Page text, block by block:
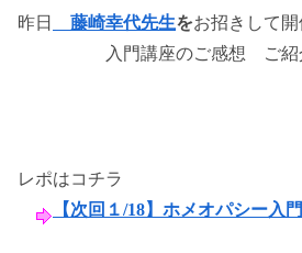
昨日 藤崎幸代先生をお招きして
入門講座のご感想 ご紹
レポはコチラ
【次回１/18】ホメオパシー入